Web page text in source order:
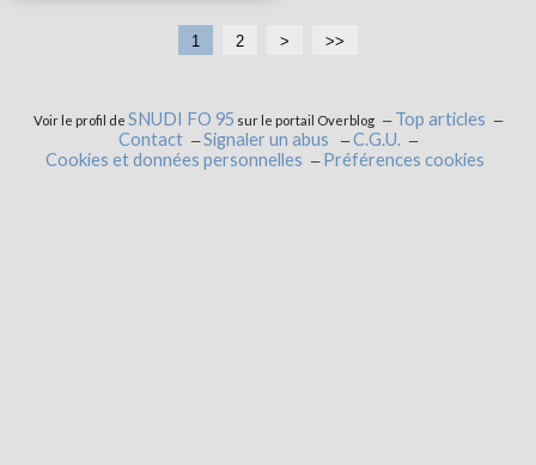
1 2 > >>
Voir le profil de SNUDI FO 95 sur le portail Overblog
Top articles
Contact
Signaler un abus
C.G.U.
Cookies et données personnelles
Préférences cookies